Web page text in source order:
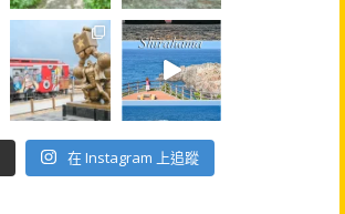
在 Instagram 上追蹤